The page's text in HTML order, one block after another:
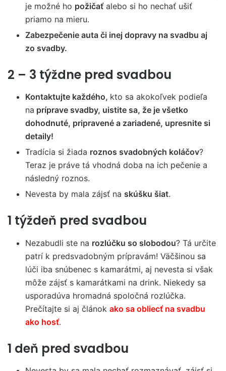
je možné ho požičaťalebo si ho nechať ušiť
priamo na mieru.
Zabezpečenie auta či inej dopravy na svadbu aj
zo svadby.
2 – 3 týždne pred svadbou
Kontaktujte každého, kto sa akokoľvek podieľa
na príprave svadby, uistite sa, že je všetko
dohodnuté, pripravené a zariadené, upresnite si
detaily!
Tradícia si žiada roznos svadobných koláčov?
Teraz je práve tá vhodná doba na ich pečenie a
následný roznos.
Nevesta by mala zájsť na skúšku šiat.
1 týždeň pred svadbou
Nezabudli ste na rozlúčku so slobodou? Tá určite
patrí k predsvadobným prípravám! Väčšinou sa
lúči iba snúbenec s kamarátmi, aj nevesta si však
môže zájsť s kamarátkami na drink. Niekedy sa
usporadúva hromadná spoločná rozlúčka.
Prečítajte si aj článok ako sa obliecť na svadbu
ako hosť.
1 deň pred svadbou